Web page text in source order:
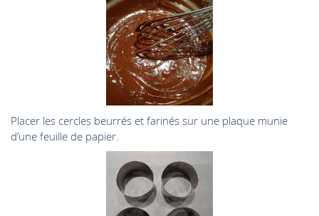
Placer les cercles beurrés et farinés sur une plaque munie
d’une feuille de papier.